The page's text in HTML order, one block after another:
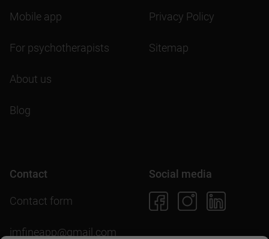
Mobile app
For psychotherapists
About us
Blog
Privacy Policy
Sitemap
Contact
Contact form
imfineapp@gmail.com
Social media